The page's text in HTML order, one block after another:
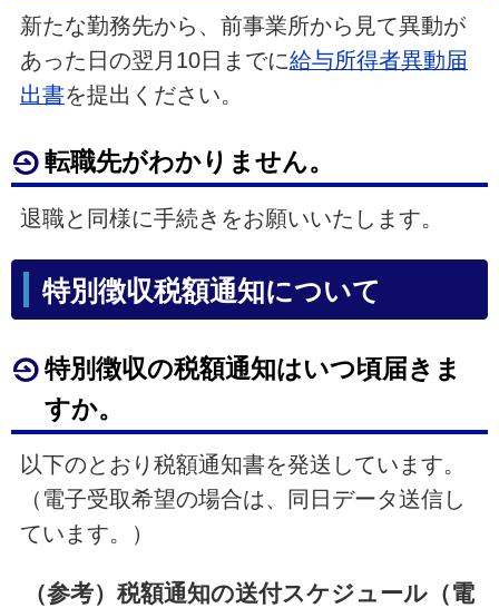
新たな勤務先から、前事業所から見て異動が
あった日の翌月10日までに給与所得者異動届
出書を提出ください。
転職先がわかりません。
退職と同様に手続きをお願いいたします。
特別徴収税額通知について
特別徴収の税額通知はいつ頃届きま
すか。
以下のとおり税額通知書を発送しています。
（電子受取希望の場合は、同日データ送信し
ています。）
（参考）税額通知の送付スケジュール（電